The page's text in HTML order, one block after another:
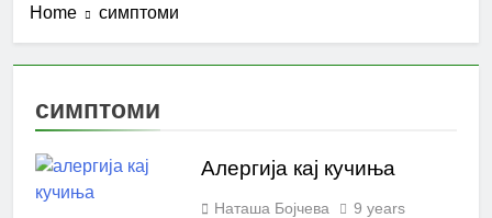
Home симптоми
симптоми
Алергија кај кучиња
Наташа Бојчева
9 years